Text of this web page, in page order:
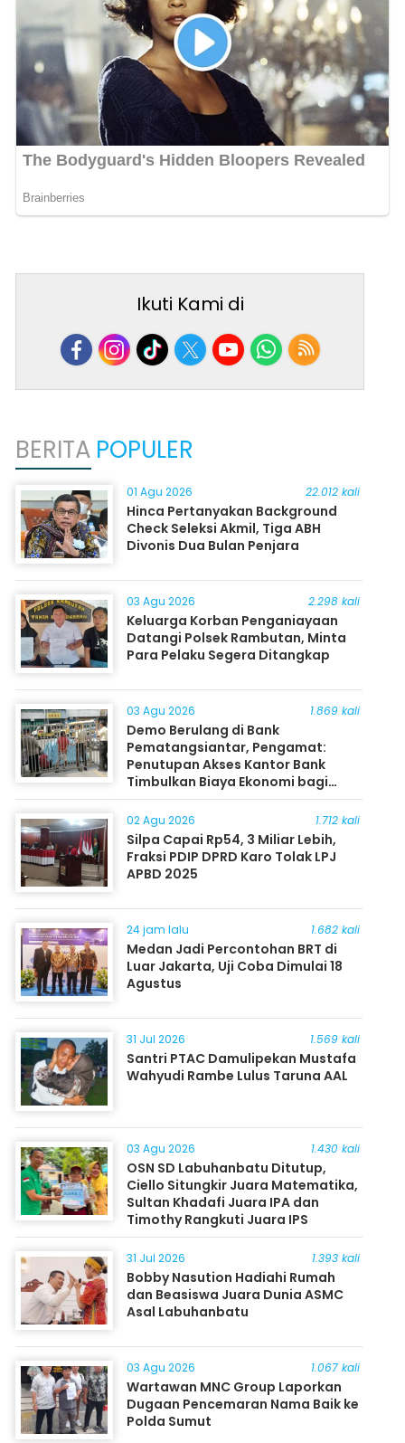
Ikuti Kami di
BERITA POPULER
01 Agu 2026 22.012 kali
Hinca Pertanyakan Background
Check Seleksi Akmil, Tiga ABH
Divonis Dua Bulan Penjara
03 Agu 2026 2.298 kali
Keluarga Korban Penganiayaan
Datangi Polsek Rambutan, Minta
Para Pelaku Segera Ditangkap
03 Agu 2026 1.869 kali
Demo Berulang di Bank
Pematangsiantar, Pengamat:
Penutupan Akses Kantor Bank
Timbulkan Biaya Ekonomi bagi
Masyarakat
02 Agu 2026 1.712 kali
Silpa Capai Rp54, 3 Miliar Lebih,
Fraksi PDIP DPRD Karo Tolak LPJ
APBD 2025
24 jam lalu 1.682 kali
Medan Jadi Percontohan BRT di
Luar Jakarta, Uji Coba Dimulai 18
Agustus
31 Jul 2026 1.569 kali
Santri PTAC Damulipekan Mustafa
Wahyudi Rambe Lulus Taruna AAL
03 Agu 2026 1.430 kali
OSN SD Labuhanbatu Ditutup,
Ciello Situngkir Juara Matematika,
Sultan Khadafi Juara IPA dan
Timothy Rangkuti Juara IPS
31 Jul 2026 1.393 kali
Bobby Nasution Hadiahi Rumah
dan Beasiswa Juara Dunia ASMC
Asal Labuhanbatu
03 Agu 2026 1.067 kali
Wartawan MNC Group Laporkan
Dugaan Pencemaran Nama Baik ke
Polda Sumut